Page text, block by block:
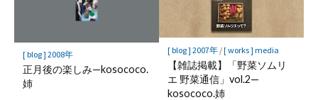
[ blog ] 2008年
正月後の楽しみ—kosococo.
姉
[ blog ] 2007年/[ works ] media
【雑誌掲載】「野菜ソムリ
エ 野菜通信」vol.2 —
kosococo.姉